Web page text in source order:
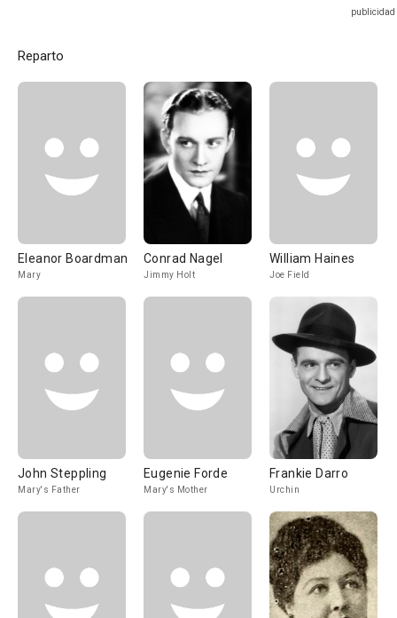
Reparto
Eleanor Boardman
Mary
Conrad Nagel
Jimmy Holt
William Haines
Joe Field
John Steppling
Mary's Father
Eugenie Forde
Mary's Mother
Frankie Darro
Urchin